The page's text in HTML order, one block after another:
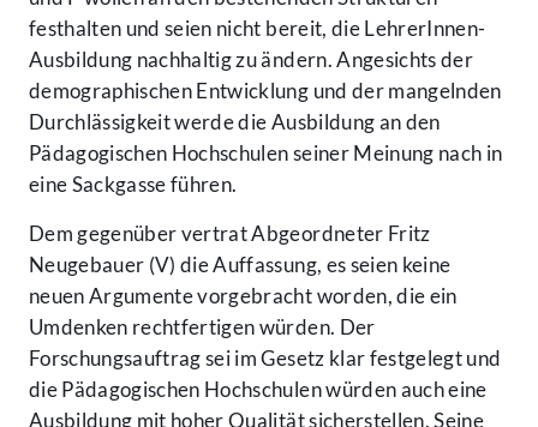
festhalten und seien nicht bereit, die LehrerInnen-
Ausbildung nachhaltig zu ändern. Angesichts der
demographischen Entwicklung und der mangelnden
Durchlässigkeit werde die Ausbildung an den
Pädagogischen Hochschulen seiner Meinung nach in
eine Sackgasse führen.
Dem gegenüber vertrat Abgeordneter Fritz
Neugebauer (V) die Auffassung, es seien keine
neuen Argumente vorgebracht worden, die ein
Umdenken rechtfertigen würden. Der
Forschungsauftrag sei im Gesetz klar festgelegt und
die Pädagogischen Hochschulen würden auch eine
Ausbildung mit hoher Qualität sicherstellen. Seine